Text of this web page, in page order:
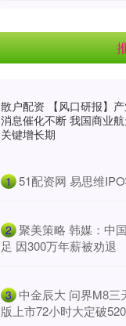
散户配资 【风口研报】
消息催化不断 我国商业
关键增长期
1 ​51配资网 易思维
2 聚美策略 韩媒：中
足 因300万年薪被劝退
3 中金辰大 问界M8三
版上市72小时大定破